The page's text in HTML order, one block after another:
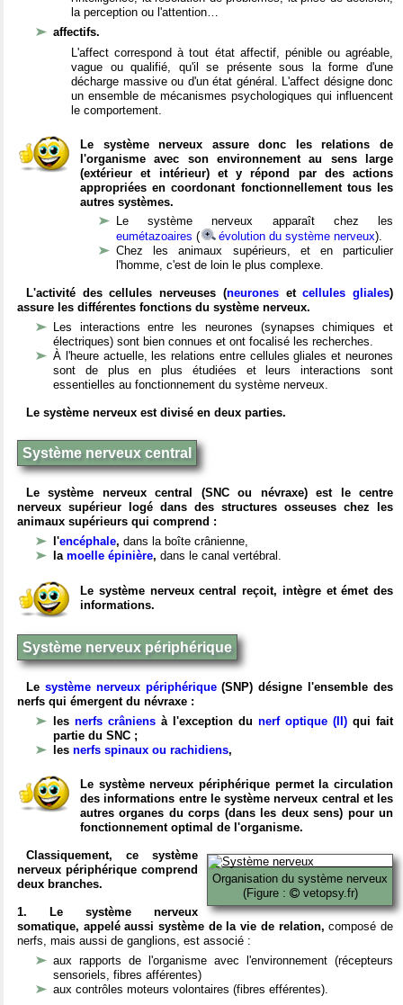
la perception ou l'attention…
affectifs.
L'affect correspond à tout état affectif, pénible ou agréable,
vague ou qualifié, qu'il se présente sous la forme d'une
décharge massive ou d'un état général. L'affect désigne donc
un ensemble de mécanismes psychologiques qui influencent
le comportement.
Le système nerveux assure donc les relations de
l'organisme avec son environnement au sens large
(extérieur et intérieur) et y répond par des actions
appropriées en coordonant fonctionnellement tous les
autres systèmes.
Le système nerveux apparaît chez les
eumétazoaires ( évolution du système nerveux).
Chez les animaux supérieurs, et en particulier
l'homme, c'est de loin le plus complexe.
L'activité des cellules nerveuses (neuronesetcellules gliales)
assure les différentes fonctions du système nerveux.
Les interactions entre les neurones (synapses chimiques et
électriques) sont bien connues et ont focalisé les recherches.
À l'heure actuelle, les relations entre cellules gliales et neurones
sont de plus en plus étudiées et leurs interactions sont
essentielles au fonctionnement du système nerveux.
Le système nerveux est divisé en deux parties.
Système nerveux central
Le système nerveux central (SNC ou névraxe) est le centre
nerveux supérieur logé dans des structures osseuses chez les
animaux supérieurs qui comprend :
l'encéphale, dans la boîte crânienne,
la moelle épinière, dans le canal vertébral.
Le système nerveux central reçoit, intègre et émet des
informations.
Système nerveux périphérique
Le système nerveux périphérique(SNP) désigne l'ensemble des
nerfs qui émergent du névraxe :
les nerfs crâniens à l'exception du nerf optique (II) qui fait
partie du SNC ;
les nerfs spinaux ou rachidiens,
Le système nerveux périphérique permet la circulation
des informations entre le système nerveux central et les
autres organes du corps (dans les deux sens) pour un
fonctionnement optimal de l'organisme.
Organisation du système nerveux
(Figure :
vetopsy.fr)
Classiquement, ce système
nerveux périphérique comprend
deux branches.
1. Le système nerveux
somatique, appelé aussi système de la vie de relation, composé de
nerfs, mais aussi de ganglions, est associé :
aux rapports de l'organisme avec l'environnement (récepteurs
sensoriels, fibres afférentes)
aux contrôles moteurs volontaires (fibres efférentes).